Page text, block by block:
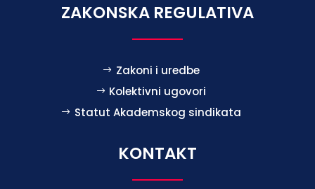
ZAKONSKA REGULATIVA
Zakoni i uredbe
Kolektivni ugovori
Statut Akademskog sindikata
KONTAKT